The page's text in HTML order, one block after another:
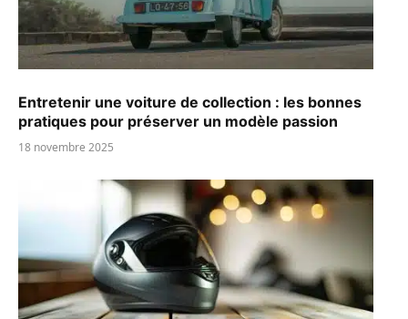
Entretenir une voiture de collection : les bonnes
pratiques pour préserver un modèle passion
18 novembre 2025